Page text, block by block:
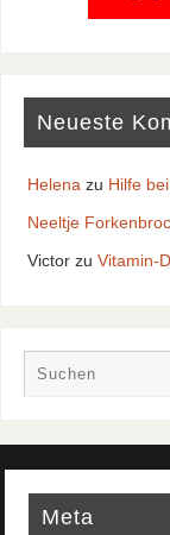
Neueste
Helenazu Hilfe
Neeltje
Victorzu Vitamin-
Meta